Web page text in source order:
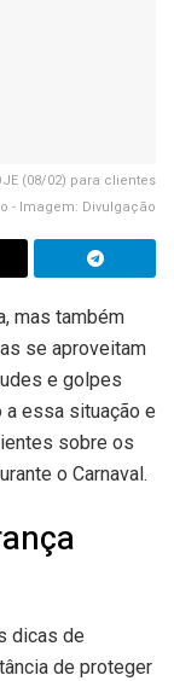
(08/02) para clientes
- Imagem: Divulgação
mas também
se aproveitam
e golpes
a essa situação e
sobre os
o Carnaval.
dicas de
de proteger